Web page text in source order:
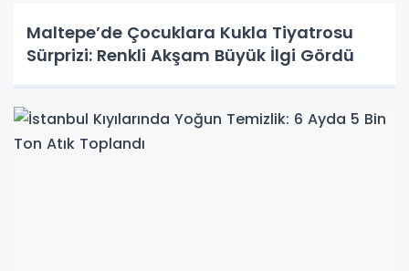
Maltepe’de Çocuklara Kukla Tiyatrosu
Sürprizi: Renkli Akşam Büyük İlgi Gördü